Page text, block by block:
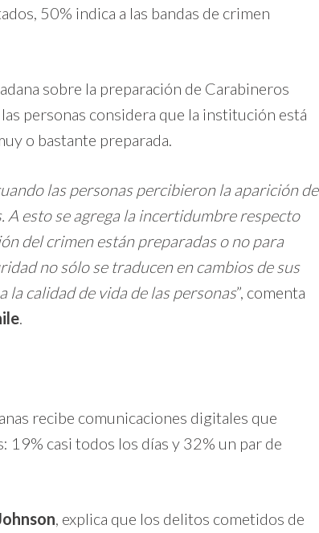
50% indica a las bandas de crimen
sobre la preparación de Carabineros
personas considera que la institución está
o bastante preparada.
las personas percibieron la aparición de
esto se agrega la incertidumbre respecto
del crimen están preparadas o no para
no sólo se traducen en cambios de sus
calidad de vida de las personas”, comenta
.
recibe comunicaciones digitales que
casi todos los días y 32% un par de
, explica que los delitos cometidos de